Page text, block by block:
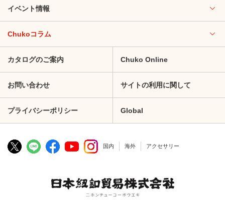
イベント情報
Chukoコラム
カタログのご案内 Chuko Online
お問い合わせ サイトの利用に関して
プライバシーポリシー Global
国内 海外 アクセサリー